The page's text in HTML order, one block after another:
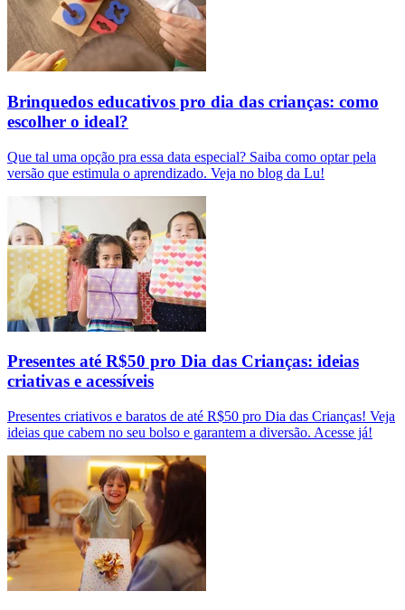
Brinquedos educativos pro dia das crianças: como
escolher o ideal?
Que tal uma opção pra essa data especial? Saiba como optar pela
versão que estimula o aprendizado. Veja no blog da Lu!
Presentes até R$50 pro Dia das Crianças: ideias
criativas e acessíveis
Presentes criativos e baratos de até R$50 pro Dia das Crianças! Veja
ideias que cabem no seu bolso e garantem a diversão. Acesse já!